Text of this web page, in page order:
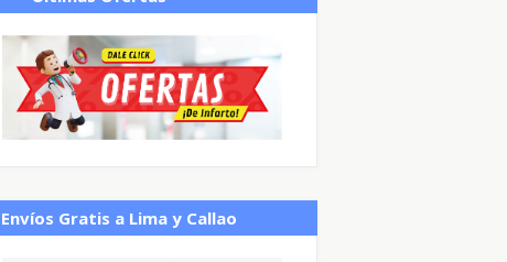
Envíos Gratis a Lima y Callao